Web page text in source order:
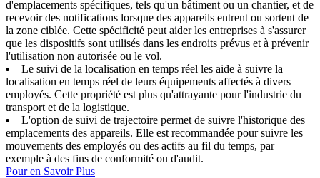
d'emplacements spécifiques, tels qu'un bâtiment ou un chantier, et de
recevoir des notifications lorsque des appareils entrent ou sortent de
la zone ciblée. Cette spécificité peut aider les entreprises à s'assurer
que les dispositifs sont utilisés dans les endroits prévus et à prévenir
l'utilisation non autorisée ou le vol.
Le suivi de la localisation en temps réel les aide à suivre la
localisation en temps réel de leurs équipements affectés à divers
employés. Cette propriété est plus qu'attrayante pour l'industrie du
transport et de la logistique.
L'option de suivi de trajectoire permet de suivre l'historique des
emplacements des appareils. Elle est recommandée pour suivre les
mouvements des employés ou des actifs au fil du temps, par
exemple à des fins de conformité ou d'audit.
Pour en Savoir Plus